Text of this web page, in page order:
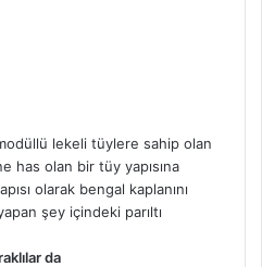
lekeli tüylere sahip olan
has olan bir tüy yapısına
olarak bengal kaplanını
şey içindeki parıltı
da